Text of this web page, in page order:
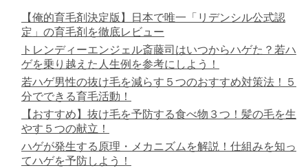
【俺的育毛剤決定版】日本で唯一「リデンシル公式認
定」の育毛剤を徹底レビュー
トレンディーエンジェル斎藤司はいつからハゲた？若ハ
ゲを乗り越えた人生例を参考にしよう！
若ハゲ男性の抜け毛を減らす５つのおすすめ対策法！５
分でできる育毛活動！
【おすすめ】抜け毛を予防する食べ物３つ！髪の毛を生
やす５つの献立！
ハゲが発生する原理・メカニズムを解説！仕組みを知っ
てハゲを予防しよう！